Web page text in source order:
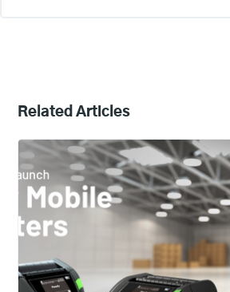
Related Articles